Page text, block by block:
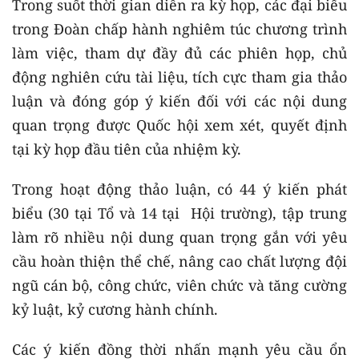
Trong suốt thời gian diễn ra kỳ họp, các đại biểu
trong Đoàn chấp hành nghiêm túc chương trình
làm việc, tham dự đầy đủ các phiên họp, chủ
động nghiên cứu tài liệu, tích cực tham gia thảo
luận và đóng góp ý kiến đối với các nội dung
quan trọng được Quốc hội xem xét, quyết định
tại kỳ họp đầu tiên của nhiệm kỳ.
Trong hoạt động thảo luận, có 44 ý kiến phát
biểu (30 tại Tổ và 14 tại Hội trường), tập trung
làm rõ nhiều nội dung quan trọng gắn với yêu
cầu hoàn thiện thể chế, nâng cao chất lượng đội
ngũ cán bộ, công chức, viên chức và tăng cường
kỷ luật, kỷ cương hành chính.
Các ý kiến đồng thời nhấn mạnh yêu cầu ổn